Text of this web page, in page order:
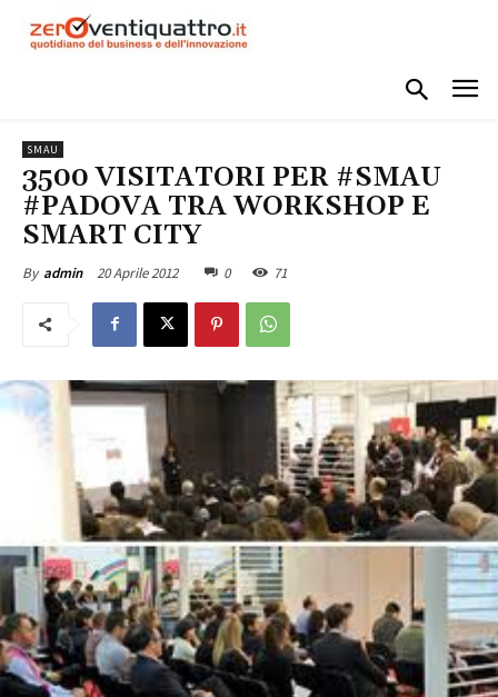
SMAU
3500 VISITATORI PER #SMAU
#PADOVA TRA WORKSHOP E
SMART CITY
By admin 20 Aprile 2012 0 71